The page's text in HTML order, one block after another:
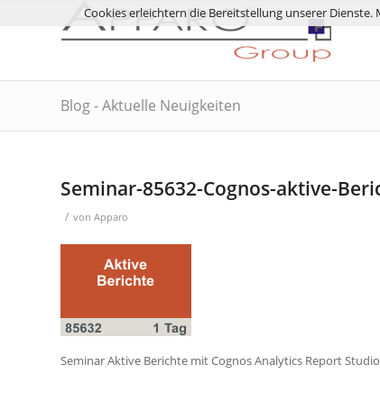
Blog - Aktuelle Neuigkeiten
Seminar-85632-Cognos-aktive-
/ von Apparo
Seminar Aktive Berichte mit Cognos Analytics Report Studio
Cookies erleichtern die Bereitstellung unserer